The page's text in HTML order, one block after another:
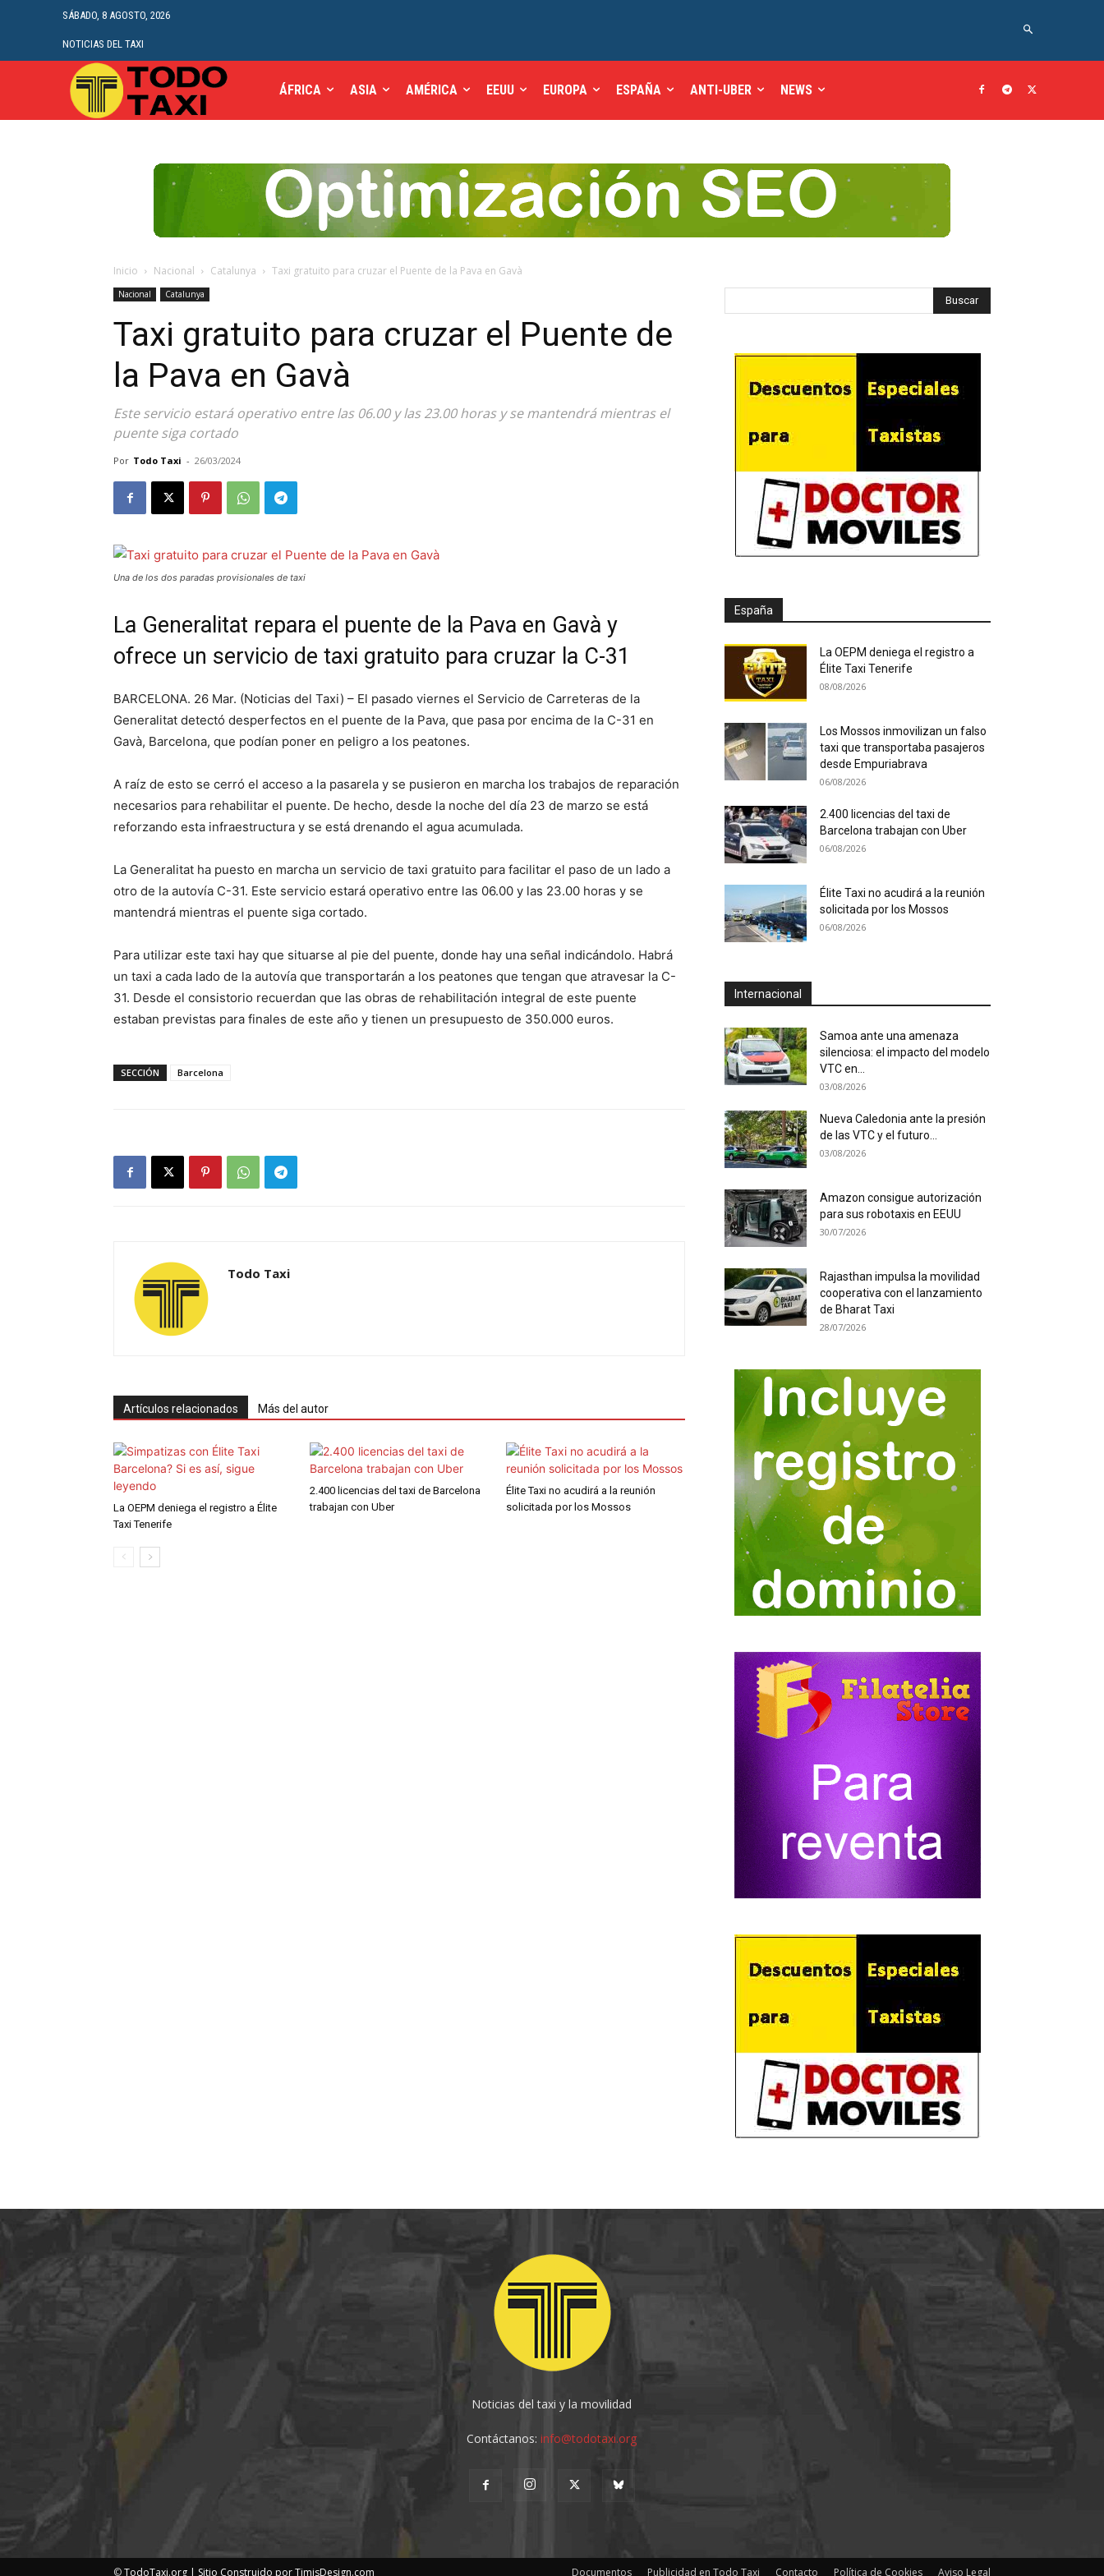
SÁBADO, 8 AGOSTO, 2026
NOTICIAS DEL TAXI
ÁFRICA ASIA AMÉRICA EEUU EUROPA ESPAÑA ANTI-UBER NEWS
Inicio Nacional Catalunya Taxi gratuito para cruzar el Puente de la Pava en Gavà
Nacional Catalunya
Taxi gratuito para cruzar el Puente de
la Pava en Gavà
Este servicio estará operativo entre las 06.00 y las 23.00 horas y se mantendrá mientras el
puente siga cortado
Por Todo Taxi - 26/03/2024
Una de los dos paradas provisionales de taxi
La Generalitat repara el puente de la Pava en Gavà y
ofrece un servicio de taxi gratuito para cruzar la C-31
BARCELONA. 26 Mar. (Noticias del Taxi) – El pasado viernes el Servicio de Carreteras de la
Generalitat detectó desperfectos en el puente de la Pava, que pasa por encima de la C-31 en
Gavà, Barcelona, que podían poner en peligro a los peatones.
A raíz de esto se cerró el acceso a la pasarela y se pusieron en marcha los trabajos de reparación
necesarios para rehabilitar el puente. De hecho, desde la noche del día 23 de marzo se está
reforzando esta infraestructura y se está drenando el agua acumulada.
La Generalitat ha puesto en marcha un servicio de taxi gratuito para facilitar el paso de un lado a
otro de la autovía C-31. Este servicio estará operativo entre las 06.00 y las 23.00 horas y se
mantendrá mientras el puente siga cortado.
Para utilizar este taxi hay que situarse al pie del puente, donde hay una señal indicándolo. Habrá
un taxi a cada lado de la autovía que transportarán a los peatones que tengan que atravesar la C-
31. Desde el consistorio recuerdan que las obras de rehabilitación integral de este puente
estaban previstas para finales de este año y tienen un presupuesto de 350.000 euros.
SECCIÓN Barcelona
Todo Taxi
Artículos relacionados Más del autor
La OEPM deniega el registro a Élite
Taxi Tenerife
2.400 licencias del taxi de Barcelona
trabajan con Uber
Élite Taxi no acudirá a la reunión
solicitada por los Mossos
España
La OEPM deniega el registro a
Élite Taxi Tenerife
08/08/2026
Los Mossos inmovilizan un falso
taxi que transportaba pasajeros
desde Empuriabrava
06/08/2026
2.400 licencias del taxi de
Barcelona trabajan con Uber
06/08/2026
Élite Taxi no acudirá a la reunión
solicitada por los Mossos
06/08/2026
Internacional
Samoa ante una amenaza
silenciosa: el impacto del modelo
VTC en...
03/08/2026
Nueva Caledonia ante la presión
de las VTC y el futuro...
03/08/2026
Amazon consigue autorización
para sus robotaxis en EEUU
30/07/2026
Rajasthan impulsa la movilidad
cooperativa con el lanzamiento
de Bharat Taxi
28/07/2026
Noticias del taxi y la movilidad
Contáctanos:info@todotaxi.org
Documentos Publicidad en Todo Taxi Contacto Política de Cookies Aviso Legal
©TodoTaxi.org | Sitio Construido porTimisDesign.com